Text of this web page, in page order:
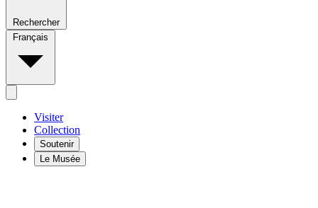
Rechercher
Français
Visiter
Collection
Soutenir
Le Musée